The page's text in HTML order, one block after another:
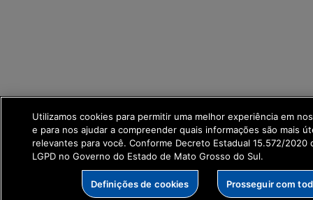
Utilizamos cookies para permitir uma melhor experiência em
e para nos ajudar a compreender quais informações são mais
relevantes para você. Conforme Decreto Estadual 15.572/2020
LGPD no Governo do Estado de Mato Grosso do Sul.
Definições de cookies Prosseguir com